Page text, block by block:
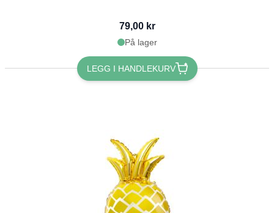
79,00 kr
På lager
LEGG I HANDLEKURV